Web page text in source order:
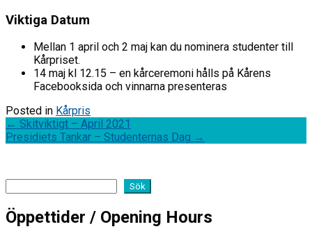
Viktiga Datum
Mellan 1 april och 2 maj kan du nominera studenter till
Kårpriset.
14 maj kl 12.15 – en kårceremoni hålls på Kårens
Facebooksida och vinnarna presenteras
Posted in Kårpris
Post
navigation
← Skitviktigt – April 2021
Presidiets Tankar – Studenternas Dag →
Sök
Öppettider / Opening Hours